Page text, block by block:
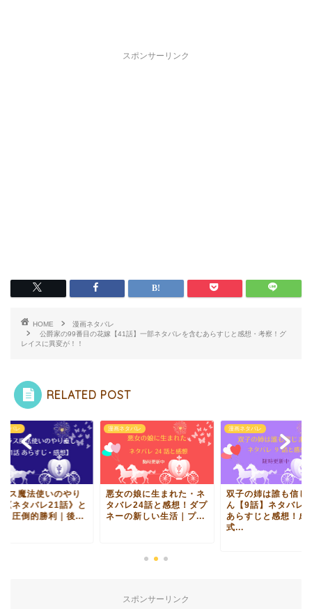
スポンサーリンク
HOME
漫画ネタバレ
公爵家の99番目の花嫁【41話】一部ネタバレを含むあらすじと感想・考察！グ
レイスに異変が！！
RELATED POST
タバレ
ス魔法使いのやり
《ネタバレ21話》と
！圧倒的勝利｜後...
漫画ネタバレ
悪女の娘に生まれた・ネ
タバレ24話と感想！ダプ
ネーの新しい生活｜プ...
漫画ネタバレ
双子の姉は誰も信じ
ん【9話】ネタバレ
あらすじと感想！成
式...
スポンサーリンク